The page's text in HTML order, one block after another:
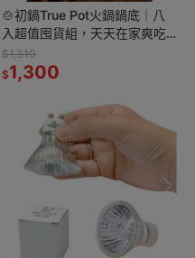
🍲初鍋True Pot火鍋鍋底｜八
入超值囤貨組，天天在家爽吃
火鍋！🔥
$1,310
$1,300